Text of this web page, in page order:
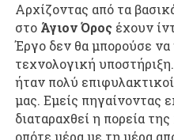
Αρχίζοντας από τα
στο Άγιον Όρος έχουν
Έργο δεν θα μπορούσε να
τεχνολογική
ήταν πολύ
μας. Εμείς πηγαίνοντας
διαταραχθεί η πορεία